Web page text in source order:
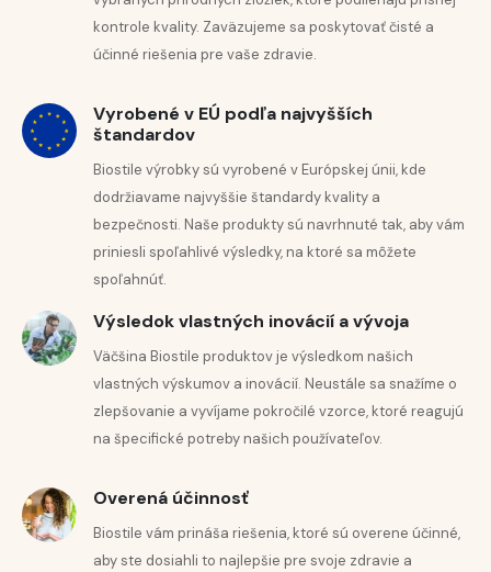
podporuje liečbu kožných ochorení ako ekzémy, plesne,
zabraňuje vypadávaniu vlasov, podporuje hojenie rán,
podporuje liečbu alergií, zlepšuje koncentráciu.
Selén
oxidačným stresom, pri tvorbe spermií a prispieva k
udržaniu zdravých vlasov a nechtov.
radikálmi, oxidačným stresom a zároveň pomáha
spomaľovať starnutie buniek.
Žihľava dvojdomá (Urtica dioica)
Epilobium parviflorum
Medovka lekárska (
Melissa officinalis
Praslička roľná (Equisetum arvense
Ľanové semienko (Linum usitatissimum)
Koreň púpavy lekárskej (Taraxacum officinale)
Koreň ženšenu (Panax ginseng)
Pamajorán obyčajný (
Origanum vulgare
kontrole kvality. Zaväzujeme sa poskytovať čisté a
účinné riešenia pre vaše zdravie.
Vyrobené v EÚ podľa najvyšších
štandardov
Biostile výrobky sú vyrobené v Európskej únii, kde
dodržiavame najvyššie štandardy kvality a
bezpečnosti. Naše produkty sú navrhnuté tak, aby vám
priniesli spoľahlivé výsledky, na ktoré sa môžete
spoľahnúť.
Výsledok vlastných inovácií a vývoja
Väčšina Biostile produktov je výsledkom našich
vlastných výskumov a inovácií. Neustále sa snažíme o
zlepšovanie a vyvíjame pokročilé vzorce, ktoré reagujú
na špecifické potreby našich používateľov.
Overená účinnosť
Biostile vám prináša riešenia, ktoré sú overene účinné,
aby ste dosiahli to najlepšie pre svoje zdravie a